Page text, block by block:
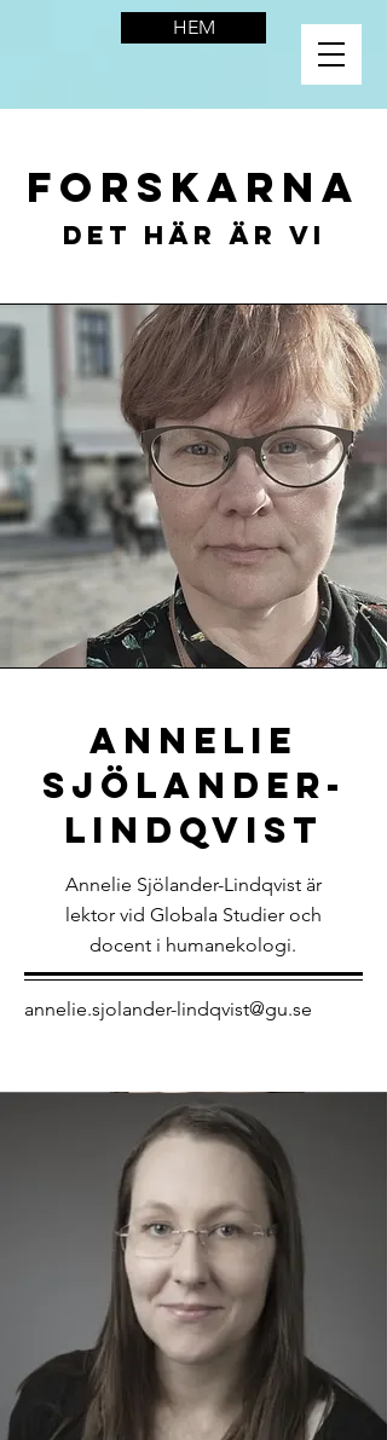
HEM
FORSKARNA
DET HÄR ÄR VI
Annelie
sjölander-
lindqvist
Annelie Sjölander-Lindqvist är
lektor vid Globala Studier och
docent i humanekologi.
annelie.sjolander-lindqvist@gu.se